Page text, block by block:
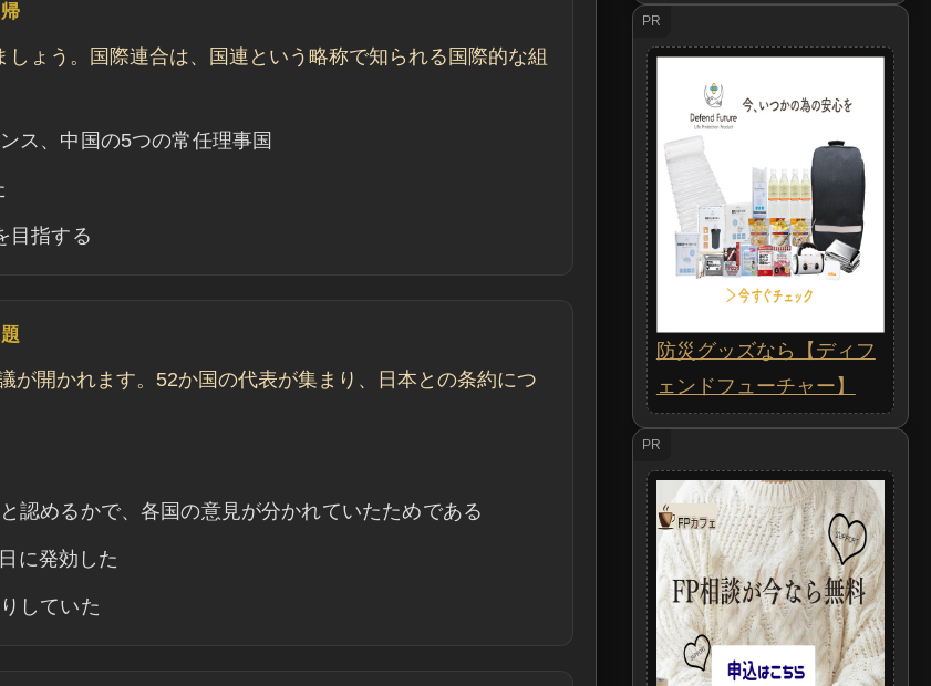
ょう。国際連合は、国連という略称で知られる国際的な組
ス、中国の5つの常任理事国
目指する
が開かれます。52か国の代表が集まり、日本との条約につ
認めるかで、各国の意見が分かれていたためである
に発効した
していた
PR
防災グッズなら【ディフ
ェンドフューチャー】
PR